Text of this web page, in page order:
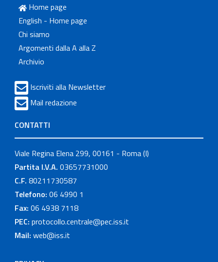
Home page
English - Home page
Chi siamo
Argomenti dalla A alla Z
Archivio
Iscriviti alla Newsletter
Mail redazione
CONTATTI
Viale Regina Elena 299, 00161 - Roma (I)
Partita I.V.A. 03657731000
C.F. 80211730587
Telefono: 06 4990 1
Fax: 06 4938 7118
PEC: protocollo.centrale@pec.iss.it
Mail: web@iss.it